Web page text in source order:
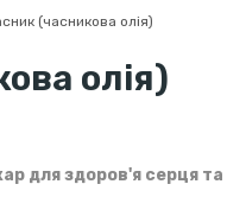
(часникова олія)
олія)
для здоров'я серця та